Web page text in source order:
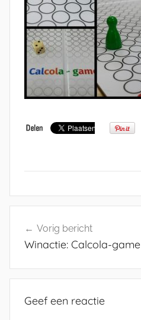
navigatie
Vorig bericht
Winactie: Calcola-game
Geef een reactie